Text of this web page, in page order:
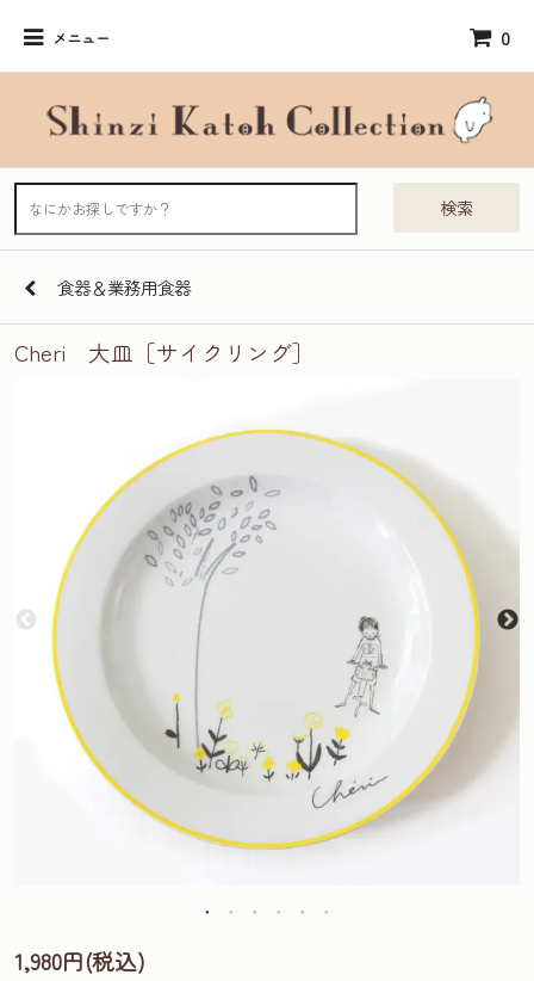
メニュー 0
検索
食器＆業務用食器
Cheri 大皿［サイクリング］
1,980円(税込)